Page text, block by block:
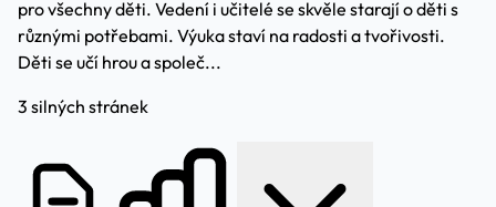
pro všechny děti. Vedení i učitelé se skvěle starají o děti s
různými potřebami. Výuka staví na radosti a tvořivosti.
Děti se učí hrou a společ...
3 silných stránek